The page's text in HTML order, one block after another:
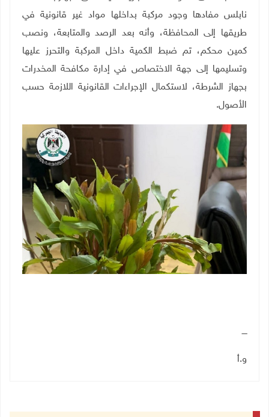
نابلس مفادها وجود مركبة بداخلها مواد غير قانونية في
طريقها إلى المحافظة، وأنه بعد الرصد والمتابعة، ونصب
كمين محكم، تم ضبط الكمية داخل المركبة والتحرز عليها
وتسليمها إلى جهة الاختصاص في إدارة مكافحة المخدرات
بجهاز الشرطة، لاستكمال الإجراءات القانونية اللازمة حسب
الأصول.
ــــ
و.أ